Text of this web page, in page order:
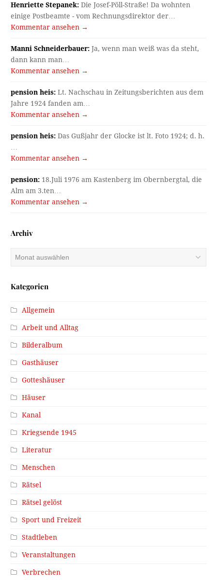
Henriette Stepanek: Die Josef-Pöll-Straße! Da wohnten
einige Postbeamte - vom Rechnungsdirektor der…
Kommentar ansehen →
Manni Schneiderbauer: Ja, wenn man weiß was da steht,
dann kann man…
Kommentar ansehen →
pension heis: Lt. Nachschau in Zeitungsberichten aus dem
Jahre 1924 fanden am…
Kommentar ansehen →
pension heis: Das Gußjahr der Glocke ist lt. Foto 1924; d. h.
Kommentar ansehen →
pension: 18.Juli 1976 am Kastenberg im Obernbergtal, die
Alm am 3.ten…
Kommentar ansehen →
Archiv
Kategorien
Allgemein
Arbeit und Alltag
Bilderalbum
Gasthäuser
Gotteshäuser
Häuser
Kanal
Kriegsende 1945
Literatur
Menschen
Rätsel
Rätsel gelöst
Sport und Freizeit
Stadtleben
Veranstaltungen
Verbrechen